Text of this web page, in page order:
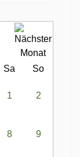
Sa So
1 2
8 9